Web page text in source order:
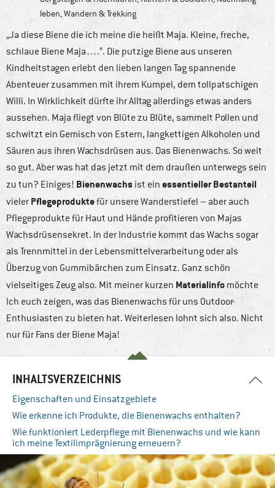
leben,Wandern & Trekking
„Ja diese Biene die ich meine die heißt Maja. Kleine, freche,
schlaue Biene Maja….“. Die putzige Biene aus unseren
Kindheitstagen erlebt den lieben langen Tag spannende
Abenteuer zusammen mit ihrem Kumpel, dem tollpatschigen
Willi. In Wirklichkeit dürfte ihr Alltag allerdings etwas anders
aussehen. Maja fliegt von Blüte zu Blüte, sammelt Pollen und
schwitzt ein Gemisch von Estern, langkettigen Alkoholen und
Säuren aus ihren Wachsdrüsen aus. Das Bienenwachs. So weit
so gut. Aber was hat das jetzt mit dem draußen unterwegs sein
zu tun? Einiges! Bienenwachs ist ein essentieller Bestanteil
vieler Pflegeproduktefür unsere Wanderstiefel – aber auch
Pflegeprodukte für Haut und Hände profitieren von Majas
Wachsdrüsensekret. In der Industrie kommt das Wachs sogar
als Trennmittel in der Lebensmittelverarbeitung oder als
Überzug von Gummibärchen zum Einsatz. Ganz schön
vielseitiges Zeug also. Mit meiner kurzen Materialinfo möchte
Ich euch zeigen, was das Bienenwachs für uns Outdoor-
Enthusiasten zu bieten hat. Weiterlesen lohnt sich also. Nicht
nur für Fans der Biene Maja!
INHALTSVERZEICHNIS
Eigenschaften und Einsatzgebiete
Wie erkenne ich Produkte, die Bienenwachs enthalten?
Wie funktioniert Lederpflege mit Bienenwachs und wie kann
ich meine Textilimprägnierung erneuern?